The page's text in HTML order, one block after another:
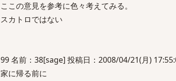
ここの意見を参考に色々考えてみる。
スカトロではない
99 名前：38[sage] 投稿日：2008/04/21(月)
家に帰る前に